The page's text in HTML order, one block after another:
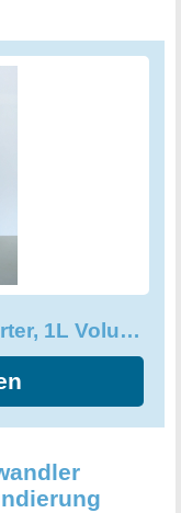
und mit einem
ist dieser
Bedarf. Holen Sie
Konverter in Ihr
sich für alle Ihre
Würth 0893110 Rost Konverter, 1L Volumen, Crème